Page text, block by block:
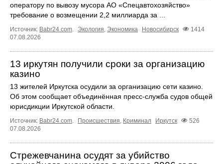
оператору по вывозу мусора АО «Спецавтохозяйство»
требование о возмещении 2,2 миллиарда за ...
Источник: Babr24.com. Экология, Экономика Новосибирск
1414
07.08.2026
13 иркутян получили сроки за организацию
казино
13 жителей Иркутска осудили за организацию сети казино.
Об этом сообщает объединённая пресс‑служба судов общей
юрисдикции Иркутской области.
Источник: Babr24.com. Происшествия, Криминал Иркутск
526
07.08.2026
Стрежевчанина осудят за убийство